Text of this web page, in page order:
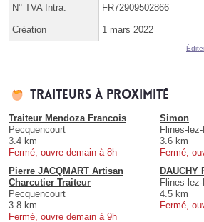
N° TVA Intra. FR72909502866
Création 1 mars 2022
Traiteurs à proximité
Traiteur Mendoza Francois
Pecquencourt
3.4 km
Fermé, ouvre demain à 8h
Simon
Flines-
3.6 km
Fermé,
Pierre JACQMART Artisan
Charcutier Traiteur
Pecquencourt
3.8 km
Fermé, ouvre demain à 9h
DAUCHY
Flines-
4.5 km
Fermé,